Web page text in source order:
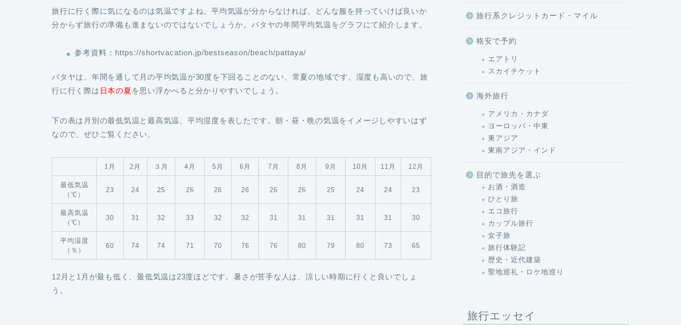
旅行に行く際に気になるのは気温ですよね。平均気温が分からなければ、どんな服を持っていけば良いか
分からず旅行の準備も進まないのではないでしょうか。パタヤの年間平均気温をグラフにて紹介します。
参考資料：https://shortvacation.jp/bestseason/beach/pattaya/
パタヤは、年間を通して月の平均気温が30度を下回ることのない、常夏の地域です。湿度も高いので、旅
行に行く際は 日本の夏 を思い浮かべると分かりやすいでしょう。
下の表は月別の最低気温と最高気温、平均湿度を表したです。朝・昼・晩の気温をイメージしやすいはず
なので、ぜひご覧ください。
1月 2月 ３月 4月 5月 6月 7月 8月 9月 10月 11月 12月
最低気温
（℃）
23 24 25 26 26 26 26 26 25 24 24 23
最高気温
（℃）
30 31 32 33 32 32 31 31 31 31 31 30
平均湿度
（％）
60 74 74 71 70 76 76 80 79 80 73 65
12月と1月が最も低く、最低気温は23度ほどです。暑さが苦手な人は、涼しい時期に行くと良いでしょ
う。
旅行系クレジットカード・マイル
格安で予約
エアトリ
スカイチケット
海外旅行
アメリカ・カナダ
ヨーロッパ・中東
東アジア
東南アジア・インド
目的で旅先を選ぶ
お酒・酒造
ひとり旅
エコ旅行
カップル旅行
女子旅
旅行体験記
歴史・近代建築
聖地巡礼・ロケ地巡り
旅行エッセイ